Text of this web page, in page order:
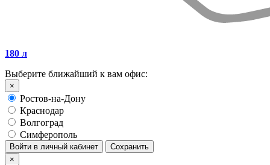
180 л
Выберите ближайший к вам офис:
×
Ростов-на-Дону
Краснодар
Волгоград
Симферополь
Войти в личный кабинет
Сохранить
×